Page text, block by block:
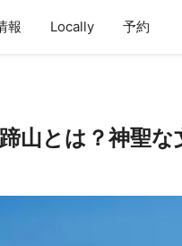
報 Locally 予約
山とは？神聖な